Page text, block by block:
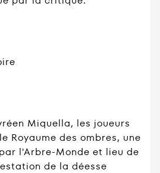
Miquella, les joueurs
Royaume des ombres, une
l'Arbre-Monde et lieu de
de la déesse